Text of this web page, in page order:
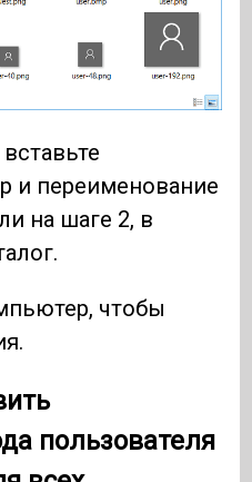
вставьте
и переименование
на шаге 2, в
чтобы
пользователя